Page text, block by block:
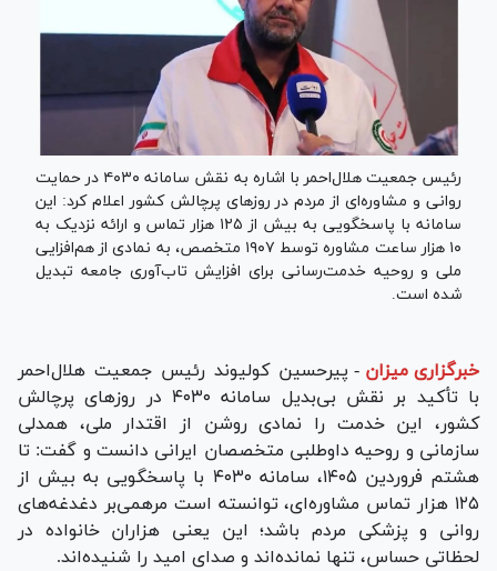
رئیس جمعیت هلال‌احمر با اشاره به نقش سامانه ۴۰۳۰ در حمایت
روانی و مشاوره‌ای از مردم در روز‌های پرچالش کشور اعلام کرد: این
سامانه با پاسخگویی به بیش از ۱۲۵ هزار تماس و ارائه نزدیک به
۱۰ هزار ساعت مشاوره توسط ۱۹۰۷ متخصص، به نمادی از هم‌افزایی
ملی و روحیه خدمت‌رسانی برای افزایش تاب‌آوری جامعه تبدیل
شده است.
خبرگزاری میزان - پیرحسین کولیوند رئیس جمعیت هلال‌احمر
با تأکید بر نقش بی‌بدیل سامانه ۴۰۳۰ در روز‌های پرچالش
کشور، این خدمت را نمادی روشن از اقتدار ملی، همدلی
سازمانی و روحیه داوطلبی متخصصان ایرانی دانست و گفت: تا
هشتم فروردین ۱۴۰۵، سامانه ۴۰۳۰ با پاسخگویی به بیش از
۱۲۵ هزار تماس مشاوره‌ای، توانسته است مرهمی‌بر دغدغه‌های
روانی و پزشکی مردم باشد؛ این یعنی هزاران خانواده در
لحظاتی حساس، تنها نمانده‌اند و صدای امید را شنیده‌اند.